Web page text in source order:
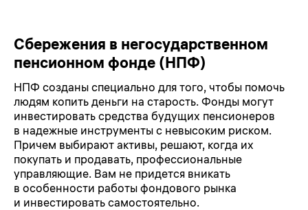
Сбережения в негосударственном
пенсионном фонде (НПФ)
НПФ созданы специально для того, чтобы помочь
людям копить деньги на старость. Фонды могут
инвестировать средства будущих пенсионеров
в надежные инструменты с невысоким риском.
Причем выбирают активы, решают, когда их
покупать и продавать, профессиональные
управляющие. Вам не придется вникать
в особенности работы фондового рынка
и инвестировать самостоятельно.